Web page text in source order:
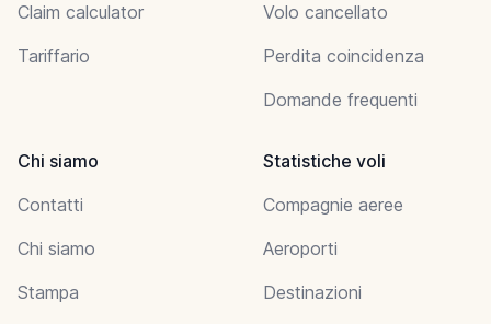
Claim calculator
Tariffario
Volo cancellato
Perdita coincidenza
Domande frequenti
Chi siamo
Contatti
Chi siamo
Stampa
Statistiche voli
Compagnie aeree
Aeroporti
Destinazioni